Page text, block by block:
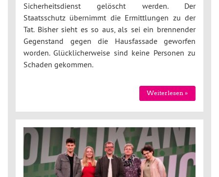
Sicherheitsdienst gelöscht werden. Der
Staatsschutz übernimmt die Ermittlungen zu der
Tat. Bisher sieht es so aus, als sei ein brennender
Gegenstand gegen die Hausfassade geworfen
worden. Glücklicherweise sind keine Personen zu
Schaden gekommen.
Weiterlesen »